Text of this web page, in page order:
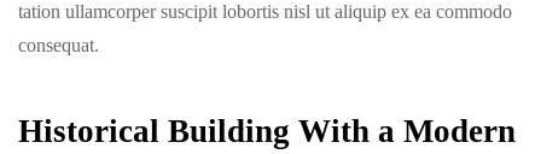
tation ullamcorper suscipit lobortis nisl ut aliquip ex ea commodo
consequat.
Historical Building With a Modern